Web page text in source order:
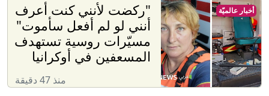
"ركضت لأنني كنت أعرف
أنني لو لم أفعل سأموت"
مسيّرات روسية تستهدف
المسعفين في أوكرانيا
منذ 47 دقيقة
أخبار عالميّة